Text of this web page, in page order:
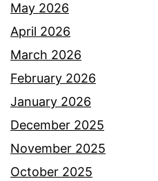
May 2026
April 2026
March 2026
February 2026
January 2026
December 2025
November 2025
October 2025